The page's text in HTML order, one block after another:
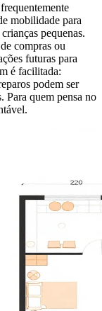
mobilidade para
pequenas.
compras ou
futuras para
é facilitada:
podem ser
Para quem pensa no